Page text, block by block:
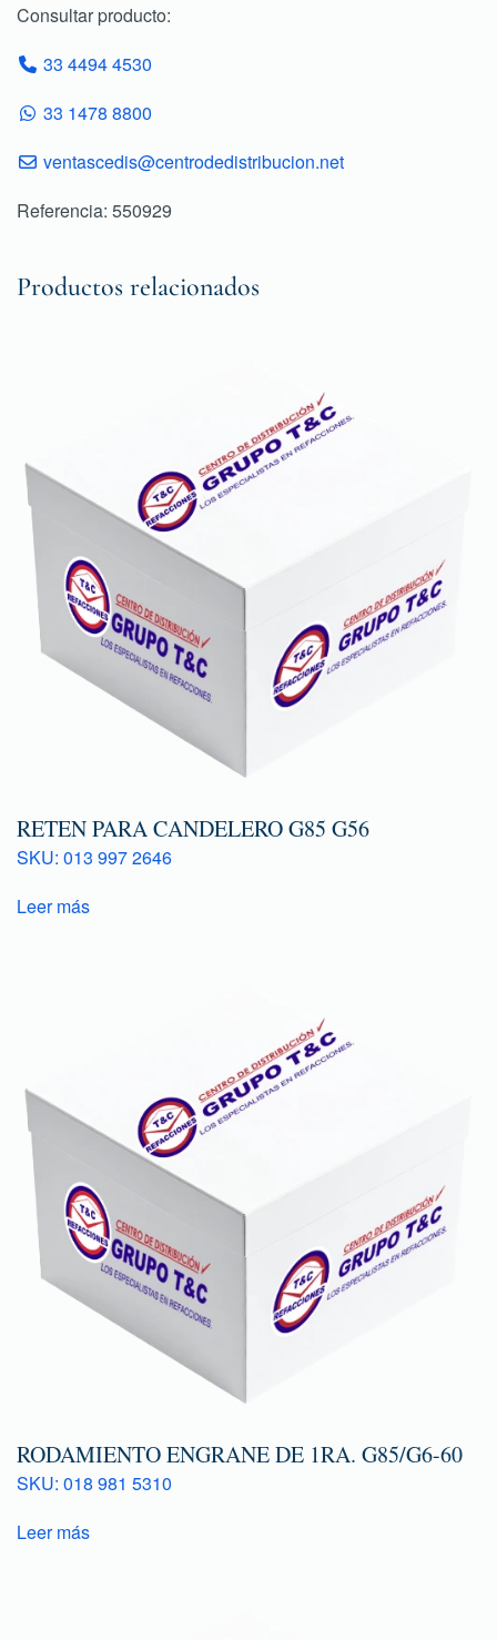
Consultar producto:
33 4494 4530
33 1478 8800
ventascedis@centrodedistribucion.net
Referencia: 550929
Productos relacionados
RETEN PARA CANDELERO G85 G56
SKU: 013 997 2646
Leer más
RODAMIENTO ENGRANE DE 1RA. G85/G6-60
SKU: 018 981 5310
Leer más